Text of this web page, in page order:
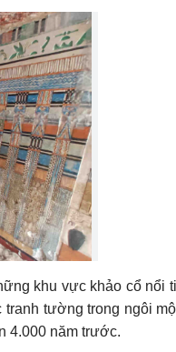
khu vực khảo cổ nổi
tường trong ngôi
4.000 năm trước.